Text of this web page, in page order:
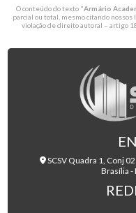
O conteúdo do texto "Armário
parcial ou total, mesmo citando
violação de direito autoral – artigo
SCSV Quadra 1, Conj
Brasília -